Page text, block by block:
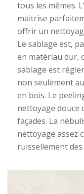
tous les mêmes.
maitrise
offrir un
Le sablage est,
en matériau dur,
sablage est
non seulement
en bois. Le
nettoyage douce
façades. La
nettoyage assez
ruissellement des